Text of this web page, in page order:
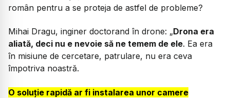
român pentru a se proteja de astfel de probleme?
Mihai Dragu, inginer doctorand în drone: „Drona era
aliată, deci nu e nevoie să ne temem de ele. Ea era
în misiune de cercetare, patrulare, nu era ceva
împotriva noastră.
O soluție rapidă ar fi instalarea unor camere